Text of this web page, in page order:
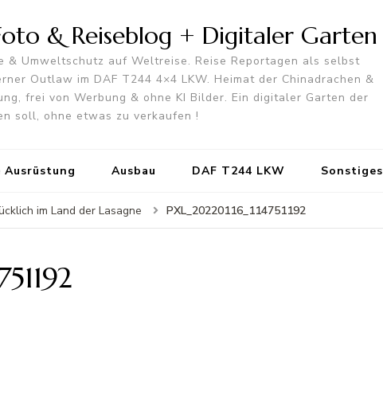
& Reiseblog + Digitaler Garten
& Umweltschutz auf Weltreise. Reise Reportagen als selbst
Outlaw im DAF T244 4×4 LKW. Heimat der Chinadrachen &
frei von Werbung & ohne KI Bilder. Ein digitaler Garten der
soll, ohne etwas zu verkaufen !
Ausbau DAF T244 LKW Sonstiges
im Land der Lasagne PXL_20220116_114751192